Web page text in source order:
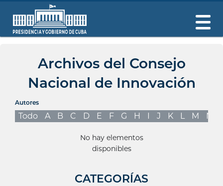
Archivos del Consejo
Nacional de Innovación
Autores
Todo A B C D E F G H I J K L M N
No hay elementos
disponibles
CATEGORÍAS